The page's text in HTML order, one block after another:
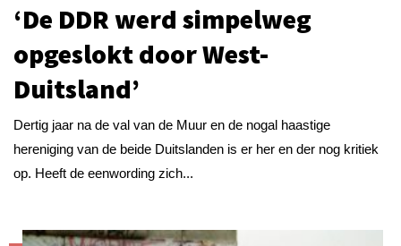
‘De DDR werd simpelweg
opgeslokt door West-
Duitsland’
Dertig jaar na de val van de Muur en de nogal haastige
hereniging van de beide Duitslanden is er her en der nog kritiek
op. Heeft de eenwording zich...